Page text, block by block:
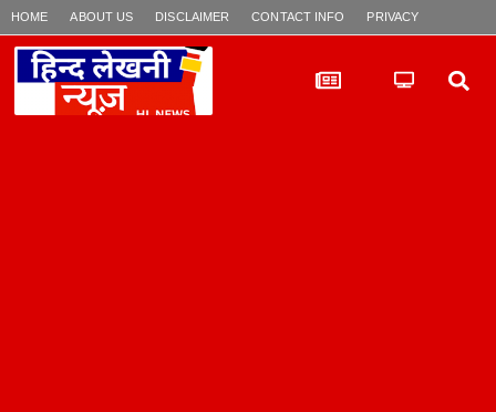
HOME ABOUT US DISCLAIMER CONTACT INFO PRIVACY POLICY